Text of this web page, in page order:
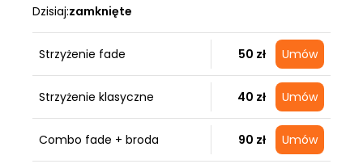
Dzisiaj:zamknięte
Strzyżenie fade 50 zł Umów
Strzyżenie klasyczne 40 zł Umów
Combo fade + broda 90 zł Umów